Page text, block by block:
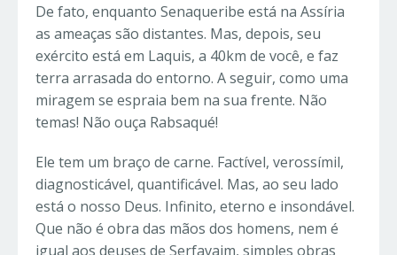
De fato, enquanto Senaqueribe está na Assíria
as ameaças são distantes. Mas, depois, seu
exército está em Laquis, a 40km de você, e faz
terra arrasada do entorno. A seguir, como uma
miragem se espraia bem na sua frente. Não
temas! Não ouça Rabsaqué!
Ele tem um braço de carne. Factível, verossímil,
diagnosticável, quantificável. Mas, ao seu lado
está o nosso Deus. Infinito, eterno e insondável.
Que não é obra das mãos dos homens, nem é
igual aos deuses de Serfavaim, simples obras